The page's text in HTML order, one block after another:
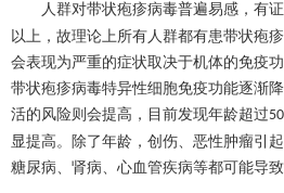
人群对带状疱疹病毒普遍易感，有
以上，故理论上所有人群都有患带状疱疹
会表现为严重的症状取决于机体的免疫
带状疱疹病毒特异性细胞免疫功能逐渐
活的风险则会提高，目前发现年龄超过50
显提高。除了年龄，创伤、恶性肿瘤引
糖尿病、肾病、心血管疾病等都可能导致